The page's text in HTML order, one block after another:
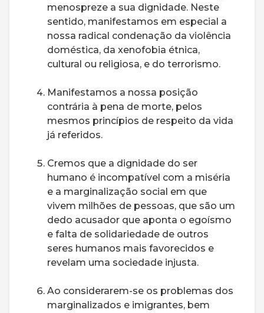
menospreze a sua dignidade. Neste
sentido, manifestamos em especial a
nossa radical condenação da violência
doméstica, da xenofobia étnica,
cultural ou religiosa, e do terrorismo.
Manifestamos a nossa posição
contrária à pena de morte, pelos
mesmos princípios de respeito da vida
já referidos.
Cremos que a dignidade do ser
humano é incompatível com a miséria
e a marginalização social em que
vivem milhões de pessoas, que são um
dedo acusador que aponta o egoísmo
e falta de solidariedade de outros
seres humanos mais favorecidos e
revelam uma sociedade injusta.
Ao considerarem-se os problemas dos
marginalizados e imigrantes, bem